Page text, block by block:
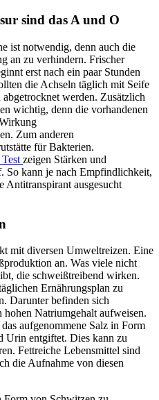
sind das A und O
ist notwendig, denn auch die
an zu verhindern. Frischer
erst nach ein paar Stunden
die Achseln täglich mit Seife
werden. Zusätzlich
wichtig, denn die vorhandenen
Zum anderen
für Bakterien.
zeigen Stärken und
So kann je nach Empfindlichkeit,
Antitranspirant ausgesucht
mit diversen Umweltreizen. Eine
an. Was viele nicht
die schweißtreibend wirken.
Ernährungsplan zu
Darunter befinden sich
hohen Natriumgehalt aufweisen.
aufgenommene Salz in Form
Urin entgiftet. Dies kann zu
Fettreiche Lebensmittel sind
die Aufnahme von diesen